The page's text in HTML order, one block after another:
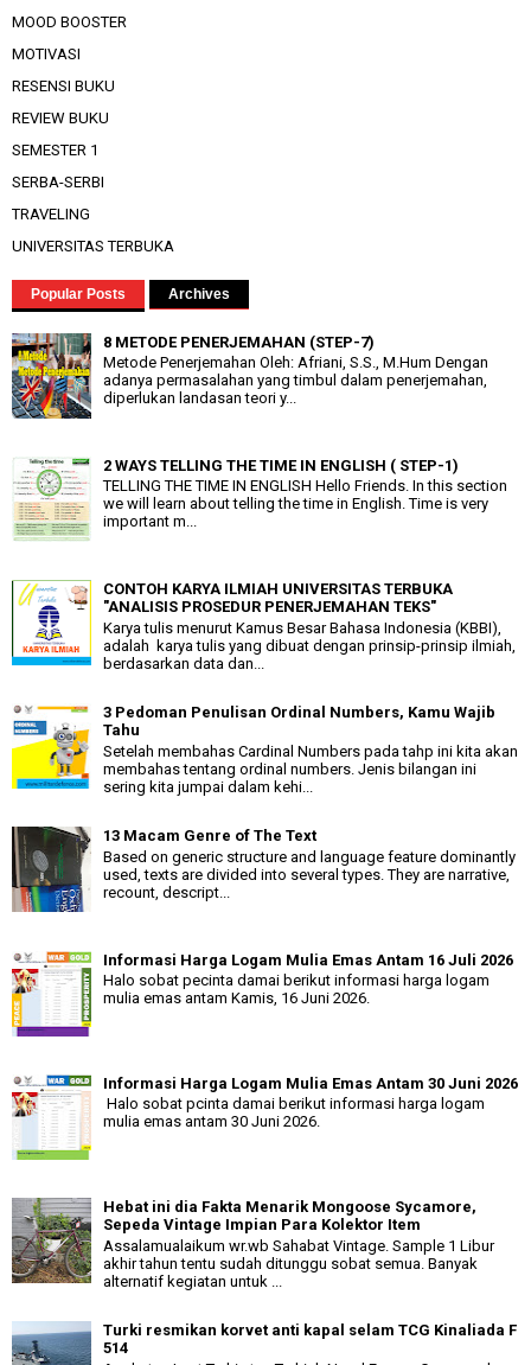
MOOD BOOSTER
MOTIVASI
RESENSI BUKU
REVIEW BUKU
SEMESTER 1
SERBA-SERBI
TRAVELING
UNIVERSITAS TERBUKA
Popular Posts Archives
8 METODE PENERJEMAHAN (STEP-7)
Metode Penerjemahan Oleh: Afriani, S.S., M.Hum Dengan
adanya permasalahan yang timbul dalam penerjemahan,
diperlukan landasan teori y...
2 WAYS TELLING THE TIME IN ENGLISH ( STEP-1)
TELLING THE TIME IN ENGLISH Hello Friends. In this section
we will learn about telling the time in English. Time is very
important m...
CONTOH KARYA ILMIAH UNIVERSITAS TERBUKA
"ANALISIS PROSEDUR PENERJEMAHAN TEKS"
Karya tulis menurut Kamus Besar Bahasa Indonesia (KBBI),
adalah karya tulis yang dibuat dengan prinsip-prinsip ilmiah,
berdasarkan data dan...
3 Pedoman Penulisan Ordinal Numbers, Kamu Wajib
Tahu
Setelah membahas Cardinal Numbers pada tahp ini kita akan
membahas tentang ordinal numbers. Jenis bilangan ini
sering kita jumpai dalam kehi...
13 Macam Genre of The Text
Based on generic structure and language feature dominantly
used, texts are divided into several types. They are narrative,
recount, descript...
Informasi Harga Logam Mulia Emas Antam 16 Juli 2026
Halo sobat pecinta damai berikut informasi harga logam
mulia emas antam Kamis, 16 Juni 2026.
Informasi Harga Logam Mulia Emas Antam 30 Juni 2026
Halo sobat pcinta damai berikut informasi harga logam
mulia emas antam 30 Juni 2026.
Hebat ini dia Fakta Menarik Mongoose Sycamore,
Sepeda Vintage Impian Para Kolektor Item
Assalamualaikum wr.wb Sahabat Vintage. Sample 1 Libur
akhir tahun tentu sudah ditunggu sobat semua. Banyak
alternatif kegiatan untuk ...
Turki resmikan korvet anti kapal selam TCG Kinaliada F
514